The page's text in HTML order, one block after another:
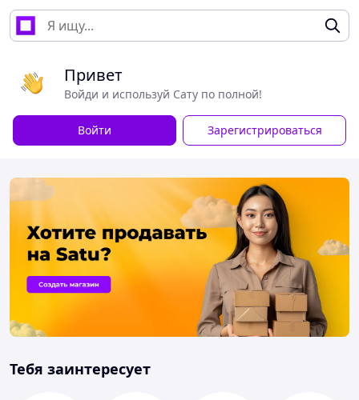
Привет
Войди и используй Сату по полной!
Войти Зарегистрироваться
Тебя заинтересует